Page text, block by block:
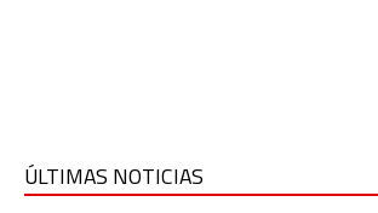
ÚLTIMAS NOTICIAS